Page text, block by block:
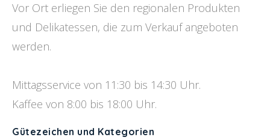
Vor Ort erliegen Sie den regionalen Produkten
und Delikatessen, die zum Verkauf angeboten
werden.
Mittagsservice von 11:30 bis 14:30 Uhr.
Kaffee von 8:00 bis 18:00 Uhr.
Gütezeichen und Kategorien